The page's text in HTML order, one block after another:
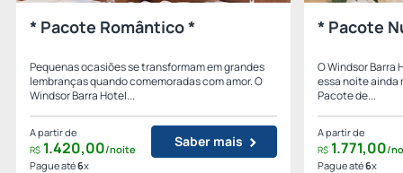
* Pacote Romântico *
Pequenas ocasiões se transformam em grandes
lembranças quando comemoradas com amor. O
Windsor Barra Hotel...
A partir de
R$ 1.420,00/noite
Pague até6x
Saber mais
* Pacote
O Windsor Barra
essa noite ainda
Pacote de...
A partir de
R$ 1.771,00/
Pague até6x